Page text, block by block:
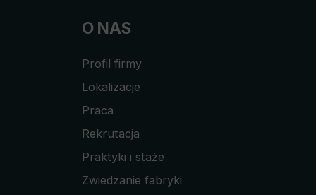
O NAS
Profil firmy
Lokalizacje
Praca
Rekrutacja
Praktyki i staże
Zwiedzanie fabryki